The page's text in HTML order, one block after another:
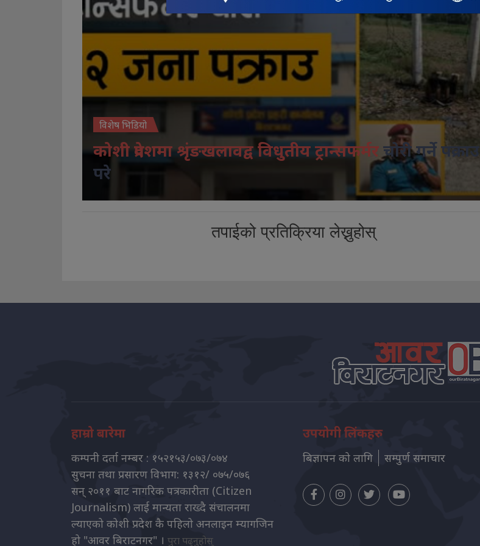
विशेष भिडियो
कोशी प्रदेशमा श्रृंङखलावद्व विधुतीय ट्रान्सफर्मरचोरी गर्ने पक्राउ
परे
तपाईको प्रतिक्रिया लेख्नुहोस्
हाम्रो बारेमा
कम्पनी दर्ता नम्बर : १५२१५३/०७३/०७४
सुचना तथा प्रसारण विभाग: १३१२/ ०७५/०७६
सन् २०११ बाट नागरिक पत्रकारीता (Citizen
Journalism) लाई मान्यता राख्दै संचालनमा
ल्याएको कोशी प्रदेश कै पहिलो अनलाइन म्यागजिन
हो "आवर बिराटनगर" । पुरा पढ्नुहोस्
उपयोगी लिंकहरु
बिज्ञापन को लागि सम्पुर्ण समाचार